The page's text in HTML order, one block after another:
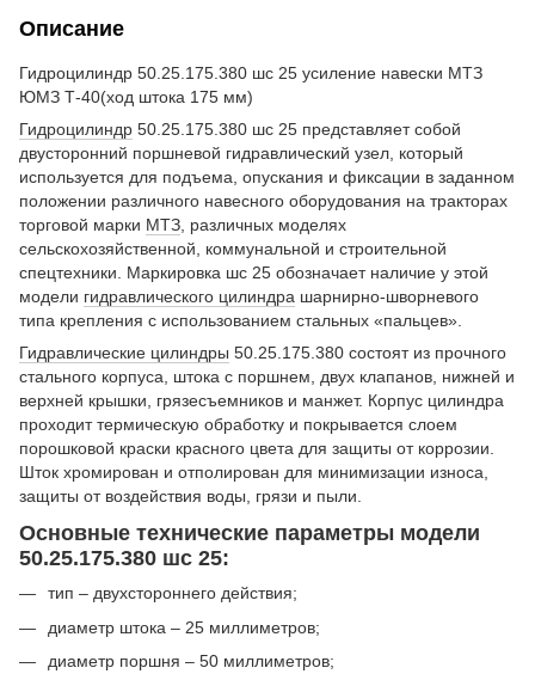
Описание
Гидроцилиндр 50.25.175.380 шс 25 усиление навески МТЗ
ЮМЗ Т-40(ход штока 175 мм)
Гидроцилиндр 50.25.175.380 шс 25 представляет собой
двусторонний поршневой гидравлический узел, который
используется для подъема, опускания и фиксации в заданном
положении различного навесного оборудования на тракторах
торговой марки МТЗ , различных моделях
сельскохозяйственной, коммунальной и строительной
спецтехники. Маркировка шс 25 обозначает наличие у этой
модели гидравлического цилиндра шарнирно-шворневого
типа крепления с использованием стальных «пальцев».
Гидравлические цилиндры 50.25.175.380 состоят из прочного
стального корпуса, штока с поршнем, двух клапанов, нижней и
верхней крышки, грязесъемников и манжет. Корпус цилиндра
проходит термическую обработку и покрывается слоем
порошковой краски красного цвета для защиты от коррозии.
Шток хромирован и отполирован для минимизации износа,
защиты от воздействия воды, грязи и пыли.
Основные технические параметры модели
50.25.175.380 шс 25:
тип – двухстороннего действия;
диаметр штока – 25 миллиметров;
диаметр поршня – 50 миллиметров;